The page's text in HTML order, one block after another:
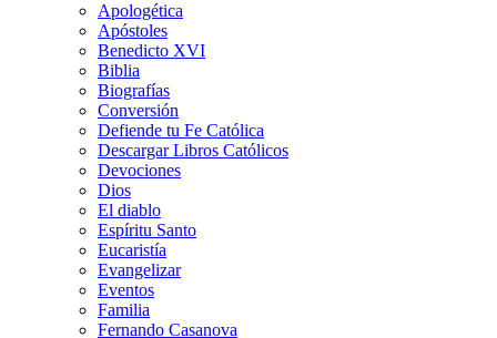
Apologética
Apóstoles
Benedicto XVI
Biblia
Biografías
Conversión
Defiende tu Fe Católica
Descargar Libros Católicos
Devociones
Dios
El diablo
Espíritu Santo
Eucaristía
Evangelizar
Eventos
Familia
Fernando Casanova